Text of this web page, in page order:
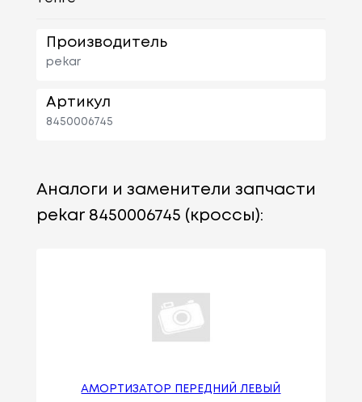
Производитель
pekar
Артикул
8450006745
Аналоги и заменители запчасти
pekar 8450006745 (кроссы):
АМОРТИЗАТОР ПЕРЕДНИЙ ЛЕВЫЙ